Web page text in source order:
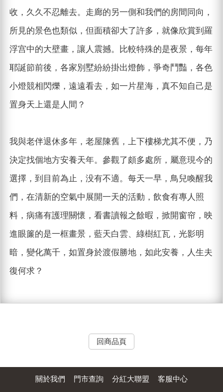
收，久久不忍離去。走廊的另一側和我們的房間同向，
所見的景色也類似，但面積卻大了許多，就像欣賞到羅
浮宫中的大壁畫，讓人震撼。比較特殊的是夜景，每年
耶誕節前後，各家別墅紛紛掛出燈飾，爭奇鬥豔，各色
小燈競相閃爍，遠遠看去，如一片星海，真不知自己是
置身天上還是人間？
我與老伴退休多年，老屋陳舊，上下樓梯尤其不便，乃
決定找個地方安養天年。參觀了頗多處所，屬意現今的
選擇，到目前為止，没有不適。每天一早，鳥兒喚醒我
們，在清新的空氣中展開一天的活動，飲食有專人照
料，病痛有護理關懷，看書讀報之餘暇，掀開窗帘，映
進眼簾的是一框畫景，藍天白雲、綠樹紅瓦，光影明
暗，變化萬千，如置身於渡假勝地，如此安養，人生夫
復何求？
回商品頁
關於我們 門市查詢 分紅大聯盟 客服中心